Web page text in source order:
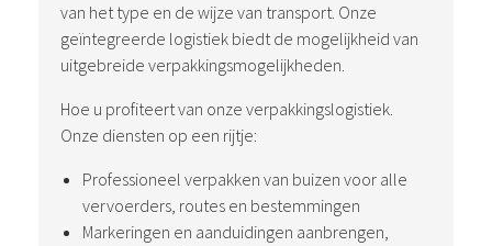
van het type en de wijze van transport. Onze
geïntegreerde logistiek biedt de mogelijkheid van
uitgebreide verpakkingsmogelijkheden.
Hoe u profiteert van onze verpakkingslogistiek.
Onze diensten op een rijtje:
Professioneel verpakken van buizen voor alle
vervoerders, routes en bestemmingen
Markeringen en aanduidingen aanbrengen,